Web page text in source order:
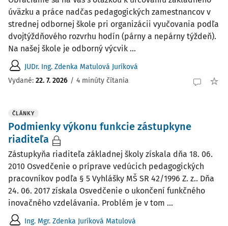
úväzku a práce nadčas pedagogických zamestnancov v
strednej odbornej škole pri organizácii vyučovania podľa
dvojtýždňového rozvrhu hodín (párny a nepárny týždeň).
Na našej škole je odborný výcvik ...
JUDr. Ing. Zdenka Matulová Juríková
Vydané: 22. 7. 2026 / 4 minúty čítania
ČLÁNKY
Podmienky výkonu funkcie zástupkyne
riaditeľa
Zástupkyňa riaditeľa základnej školy získala dňa 18. 06.
2010 Osvedčenie o príprave vedúcich pedagogických
pracovníkov podľa § 5 Vyhlášky MŠ SR 42/1996 Z. z.. Dňa
24. 06. 2017 získala Osvedčenie o ukončení funkčného
inovačného vzdelávania. Problém je v tom ...
Ing. Mgr. Zdenka Juríková Matulová